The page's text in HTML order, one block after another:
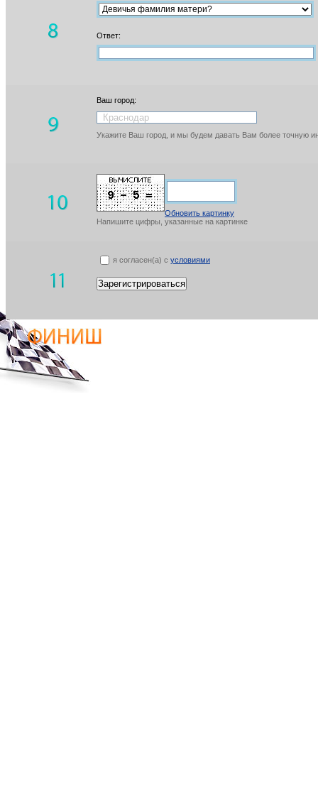
Ответ:
Ваш город:
Укажите Ваш город, и мы будем давать Вам более точную
Обновить картинку
Напишите цифры, указанные на картинке
я согласен(а) с условиями
Зарегистрироваться